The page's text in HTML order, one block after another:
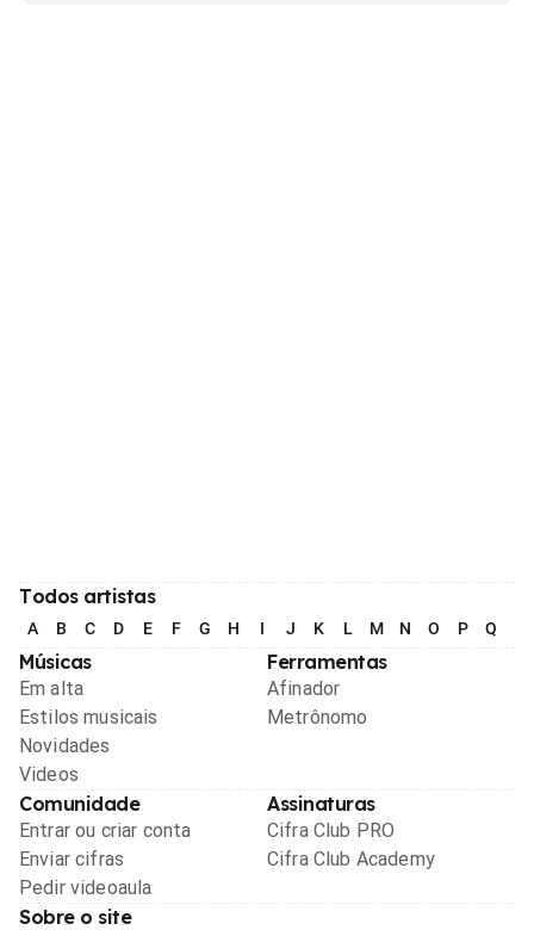
Todos artistas
A B C D E F G H I J K L M N O P Q
Músicas
Em alta
Estilos musicais
Novidades
Videos
Ferramentas
Afinador
Metrônomo
Comunidade
Entrar ou criar conta
Enviar cifras
Pedir videoaula
Assinaturas
Cifra Club PRO
Cifra Club Academy
Sobre o site